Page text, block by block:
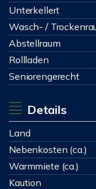
Unterkellert
Wasch- /
Abstellraum
Rollladen
Seniorengerecht
Details
Land
Nebenkosten (ca.)
Warmmiete (ca.)
Kaution